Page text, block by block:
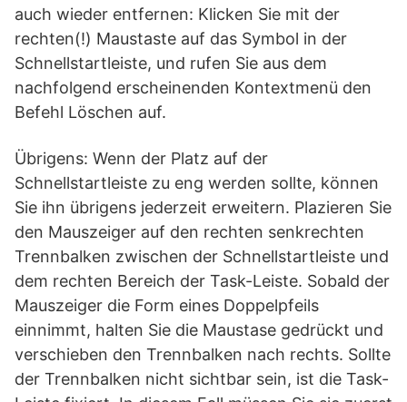
auch wieder entfernen: Klicken Sie mit der
rechten(!) Maustaste auf das Symbol in der
Schnellstartleiste, und rufen Sie aus dem
nachfolgend erscheinenden Kontextmenü den
Befehl Löschen auf.
Übrigens: Wenn der Platz auf der
Schnellstartleiste zu eng werden sollte, können
Sie ihn übrigens jederzeit erweitern. Plazieren Sie
den Mauszeiger auf den rechten senkrechten
Trennbalken zwischen der Schnellstartleiste und
dem rechten Bereich der Task-Leiste. Sobald der
Mauszeiger die Form eines Doppelpfeils
einnimmt, halten Sie die Maustase gedrückt und
verschieben den Trennbalken nach rechts. Sollte
der Trennbalken nicht sichtbar sein, ist die Task-